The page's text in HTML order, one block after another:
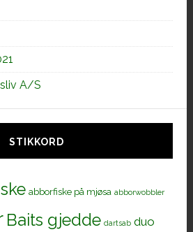
A/S
STIKKORD
abborfiske på mjøsa abborwobbler
Baits gjedde dartsab duo